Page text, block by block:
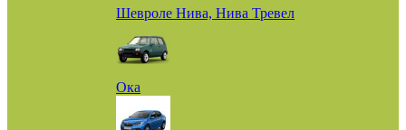
Шевроле Нива, Нива Тревел
Ока